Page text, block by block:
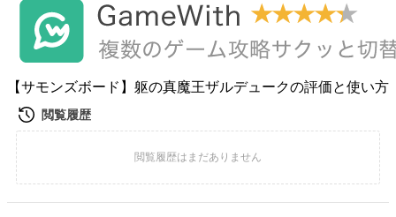
【サモンズボード】躯の真魔王ザルデュークの評価と使い方